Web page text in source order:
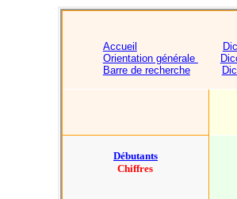
Accueil
Orientation générale
Barre de recherche
Débutants
Chiffres